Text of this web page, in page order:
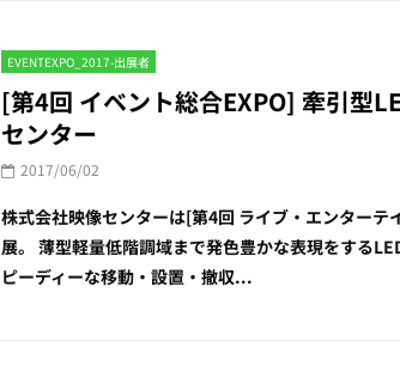
EVENTEXPO_2017-出展者
[第4回 イベント総合EXPO] 牽引型
センター
2017/06/02
株式会社映像センターは[第4回 ライブ・エンターテ
展。 薄型軽量低階調域まで発色豊かな表現をする
ピーディーな移動・設置・撤収...